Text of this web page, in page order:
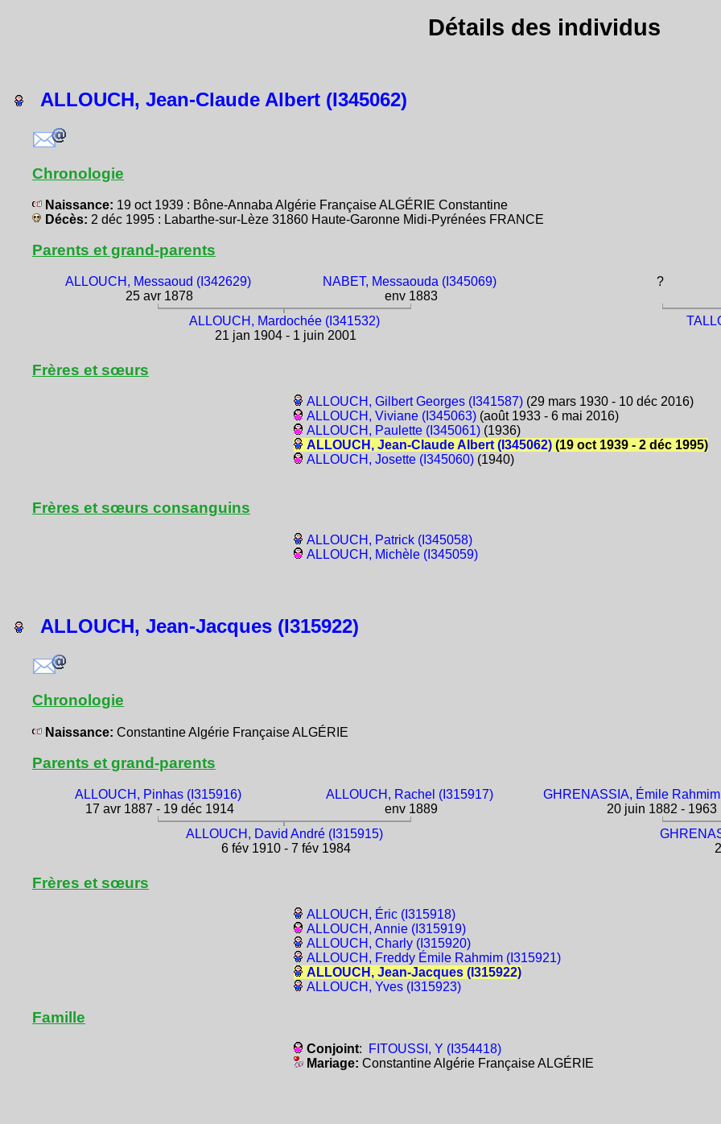
Détails des individus
ALLOUCH, Jean-Claude Albert (I345062)
Chronologie
Naissance: 19 oct 1939 : Bône-Annaba Algérie Française ALGÉRIE Constantine
Décès: 2 déc 1995 : Labarthe-sur-Lèze 31860 Haute-Garonne Midi-Pyrénées FRANCE
Parents et grand-parents
ALLOUCH, Messaoud (I342629)
25 avr 1878
NABET, Messaouda (I345069)
env 1883
?
ALLOUCH, Mardochée (I341532)
21 jan 1904 - 1 juin 2001
Frères et sœurs
ALLOUCH, Gilbert Georges (I341587) (29 mars 1930 - 10 déc 2016)
ALLOUCH, Viviane (I345063) (août 1933 - 6 mai 2016)
ALLOUCH, Paulette (I345061) (1936)
ALLOUCH, Jean-Claude Albert (I345062) (19 oct 1939 - 2 déc 1995)
ALLOUCH, Josette (I345060) (1940)
Frères et sœurs consanguins
ALLOUCH, Patrick (I345058)
ALLOUCH, Michèle (I345059)
ALLOUCH, Jean-Jacques (I315922)
Chronologie
Naissance: Constantine Algérie Française ALGÉRIE
Parents et grand-parents
ALLOUCH, Pinhas (I315916)
17 avr 1887 - 19 déc 1914
ALLOUCH, Rachel (I315917)
env 1889
GHRENASSIA, Émile
20 juin 1882 - 1963
ALLOUCH, David André (I315915)
6 fév 1910 - 7 fév 1984
Frères et sœurs
ALLOUCH, Éric (I315918)
ALLOUCH, Annie (I315919)
ALLOUCH, Charly (I315920)
ALLOUCH, Freddy Émile Rahmim (I315921)
ALLOUCH, Jean-Jacques (I315922)
ALLOUCH, Yves (I315923)
Famille
Conjoint: FITOUSSI, Y (I354418)
Mariage:Constantine Algérie Française ALGÉRIE